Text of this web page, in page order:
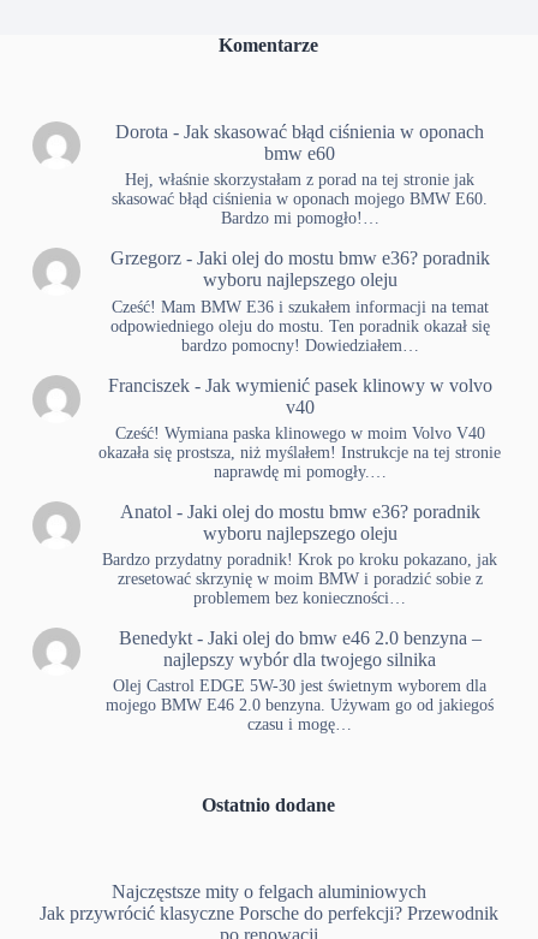
Komentarze
Dorota -Jak skasować błąd ciśnienia w oponach
bmw e60
Hej, właśnie skorzystałam z porad na tej stronie jak
skasować błąd ciśnienia w oponach mojego BMW E60.
Bardzo mi pomogło!…
Grzegorz- Jaki olej do mostu bmw e36? poradnik
wyboru najlepszego oleju
Cześć! Mam BMW E36 i szukałem informacji na temat
odpowiedniego oleju do mostu. Ten poradnik okazał się
bardzo pomocny! Dowiedziałem…
Franciszek- Jak wymienić pasek klinowy w volvo
v40
Cześć! Wymiana paska klinowego w moim Volvo V40
okazała się prostsza, niż myślałem! Instrukcje na tej stronie
naprawdę mi pomogły.…
Anatol - Jaki olej do mostu bmw e36? poradnik
wyboru najlepszego oleju
Bardzo przydatny poradnik! Krok po kroku pokazano, jak
zresetować skrzynię w moim BMW i poradzić sobie z
problemem bez konieczności…
Benedykt- Jaki olej do bmw e46 2.0 benzyna –
najlepszy wybór dla twojego silnika
Olej Castrol EDGE 5W-30 jest świetnym wyborem dla
mojego BMW E46 2.0 benzyna. Używam go od jakiegoś
czasu i mogę…
Ostatnio dodane
Najczęstsze mity o felgach aluminiowych
Jak przywrócić klasyczne Porsche do perfekcji? Przewodnik